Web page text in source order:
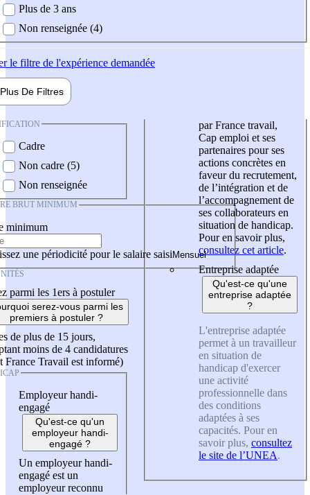
Plus de 3 ans
Non renseignée (4)
le filtre de l'expérience demandée
Plus De Filtres
Cadre
Non cadre (5)
Non renseignée
BRUT MINIMUM
minimum
une périodicité pour le salaire saisi
parmi les 1ers à postuler
serez-vous parmi les
premiers à postuler ?
de plus de 15 jours,
moins de 4 candidatures
France Travail est informé)
Employeur handi-
engagé
Qu'est-ce qu'un
employeur handi-
engagé ?
Un employeur handi-
engagé est un
employeur reconnu
par France travail,
Cap emploi et ses
partenaires pour ses
actions concrètes en
faveur du recrutement,
de l’intégration et de
l’accompagnement de
ses collaborateurs en
situation de handicap.
Pour en savoir plus,
consultez cet article.
Entreprise adaptée
Qu'est-ce qu'une
entreprise adaptée
?
L'entreprise adaptée
permet à un travailleur
en situation de
handicap d'exercer
une activité
professionnelle dans
des conditions
adaptées à ses
capacités. Pour en
savoir plus, consultez
le site de l’UNEA.